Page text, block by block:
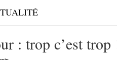
: trop c’est trop